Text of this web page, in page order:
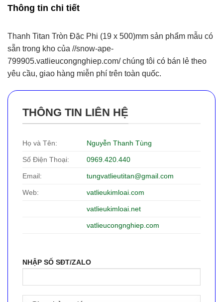
Thông tin chi tiết
Thanh Titan Tròn Đặc Phi (19 x 500)mm sản phẩm mẫu có
sẵn trong kho của //snow-ape-
799905.vatlieucongnghiep.com/ chúng tôi có bán lẻ theo
yêu cầu, giao hàng miễn phí trên toàn quốc.
THÔNG TIN LIÊN HỆ
Họ và Tên: Nguyễn Thanh Tùng
Số Điện Thoại: 0969.420.440
Email: tungvatlieutitan@gmail.com
Web: vatlieukimloai.com
vatlieukimloai.net
vatlieucongnghiep.com
NHẬP SỐ SĐT/ZALO